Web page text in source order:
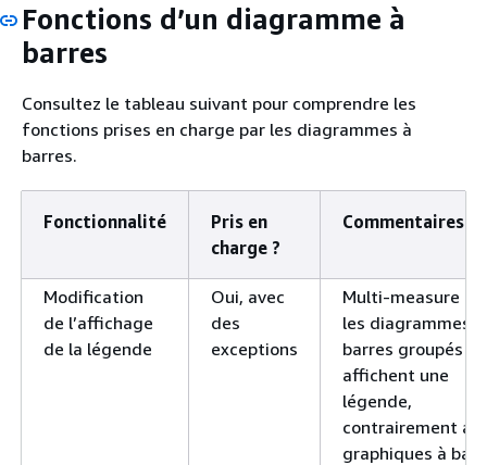
Fonctions d’un diagramme à
barres
Consultez le tableau suivant pour comprendre les
fonctions prises en charge par les diagrammes à
barres.
Fonctionnalité
Pris en
charge ?
Commentaires
Modification
de l’affichage
de la légende
Oui, avec
des
exceptions
Multi-measure et
les diagrammes à
barres groupés
affichent une
légende,
contrairement
graphiques à